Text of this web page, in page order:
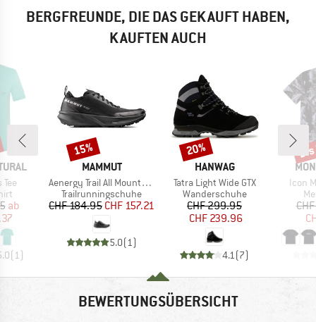
BERGFREUNDE, DIE DAS GEKAUFT HABEN,
KAUFTEN AUCH
Preis
ab
(1 )
MARKE
MAMMUT
Artikel
Aenergy Trail All Mountain Low GTX
Produktgruppe
Trailrunningschuhe
Preis
CHF 184.95reduzierter Preis
CHF 157.21
5.0(1 )
Rabatt
15%
MARKE
HANWAG
Artikel
Tatra Light Wide GTX
Produktgruppe
Wanderschuhe
Preis
CHF 299.95reduzierter Preis
CHF 239.96
4.1 (7)
Rabatt
20%
Artikel
Icon
BEWERTUNGSÜBERSICHT